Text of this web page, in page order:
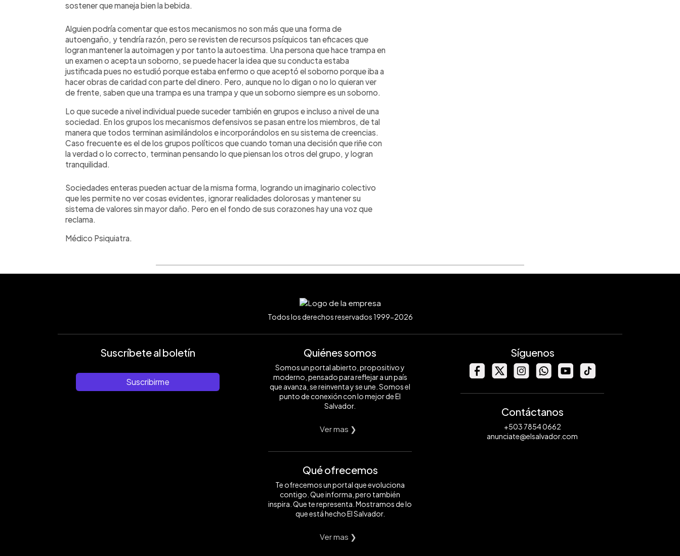
sostener que maneja bien la bebida.
Alguien podría comentar que estos mecanismos no son más que una forma de
autoengaño, y tendría razón, pero se revisten de recursos psíquicos tan eficaces que
logran mantener la autoimagen y por tanto la autoestima. Una persona que hace trampa en
un examen o acepta un soborno, se puede hacer la idea que su conducta estaba
justificada pues no estudió porque estaba enfermo o que aceptó el soborno porque iba a
hacer obras de caridad con parte del dinero. Pero, aunque no lo digan o no lo quieran ver
de frente, saben que una trampa es una trampa y que un soborno siempre es un soborno.
Lo que sucede a nivel individual puede suceder también en grupos e incluso a nivel de una
sociedad. En los grupos los mecanismos defensivos se pasan entre los miembros, de tal
manera que todos terminan asimilándolos e incorporándolos en su sistema de creencias.
Caso frecuente es el de los grupos políticos que cuando toman una decisión que riñe con
la verdad o lo correcto, terminan pensando lo que piensan los otros del grupo, y logran
tranquilidad.
Sociedades enteras pueden actuar de la misma forma, logrando un imaginario colectivo
que les permite no ver cosas evidentes, ignorar realidades dolorosas y mantener su
sistema de valores sin mayor daño. Pero en el fondo de sus corazones hay una voz que
reclama.
Médico Psiquiatra.
Todos los derechos reservados 1999-2026
Suscríbete al boletín
Suscribirme
Quiénes somos
Somos un portal abierto, propositivo y
moderno, pensado para reflejar a un país
que avanza, se reinventa y se une. Somos el
punto de conexión con lo mejor de El
Salvador.
Ver mas ❯
Qué ofrecemos
Te ofrecemos un portal que evoluciona
contigo. Que informa, pero también
inspira. Que te representa. Mostramos de lo
que está hecho El Salvador.
Ver mas ❯
Síguenos
Contáctanos
+503 7854 0662
anunciate@elsalvador.com